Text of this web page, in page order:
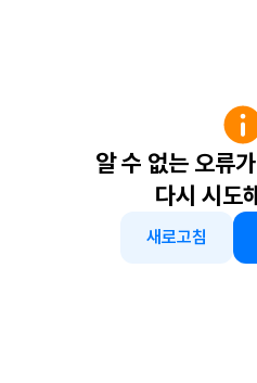
알 수 없는 오류
다시 시도
새로고침